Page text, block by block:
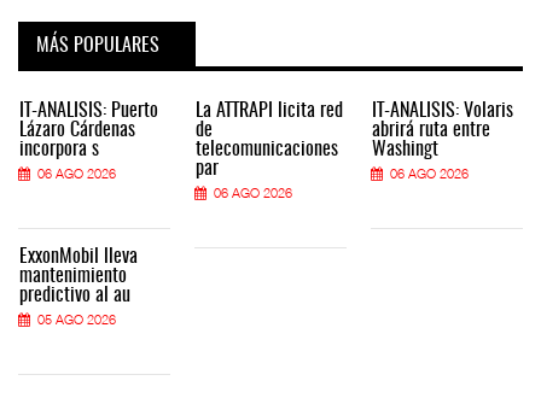
MÁS POPULARES
IT-ANÁLISIS: Puerto
Lázaro Cárdenas
incorpora s
06 AGO 2026
ExxonMobil lleva
mantenimiento
predictivo al au
05 AGO 2026
La ATTRAPI licita red
de
telecomunicaciones
par
06 AGO 2026
IT-ANÁLISIS: Volaris
abrirá ruta entre
Washingt
06 AGO 2026